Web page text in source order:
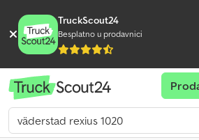
TruckScout24
Besplatno u prodavnici